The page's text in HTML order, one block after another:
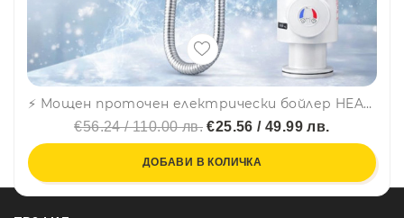
⚡ Мощен проточен електрически бойлер HEAT BEAST 3000W – СТОЯЩ МОНТАЖ! - RY-004 - 120
€56.24 / 110.00 лв. €25.56 / 49.99 лв.
ДОБАВИ В КОЛИЧКА